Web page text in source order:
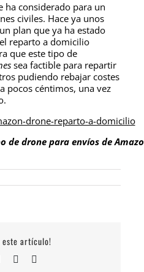
ha considerado para un
civiles. Hace ya unos
plan que ya ha estado
reparto a domicilio
que este tipo de
sea factible para repartir
pudiendo rebajar costes
pocos céntimos, una vez
de drone para envíos de
este artículo!
LinkedIn